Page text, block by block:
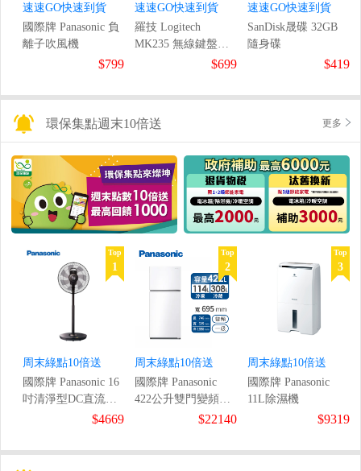
速速GO快速到貨
國際牌 Panasonic 負
離子吹風機
$799
速速GO快速到貨
羅技 Logitech
MK235 無線鍵盤滑
$699
速速GO快速到貨
SanDisk晟碟 32GB
隨身碟
$419
環保集點週末10倍送 更多
Top
1
周末綠點10倍送
國際牌 Panasonic 16
吋清淨型DC直流風
$4669
Top
2
周末綠點10倍送
國際牌 Panasonic
422公升雙門變頻冰
$22140
Top
3
周末綠點10倍送
國際牌 Panasonic
11L除濕機
$9319